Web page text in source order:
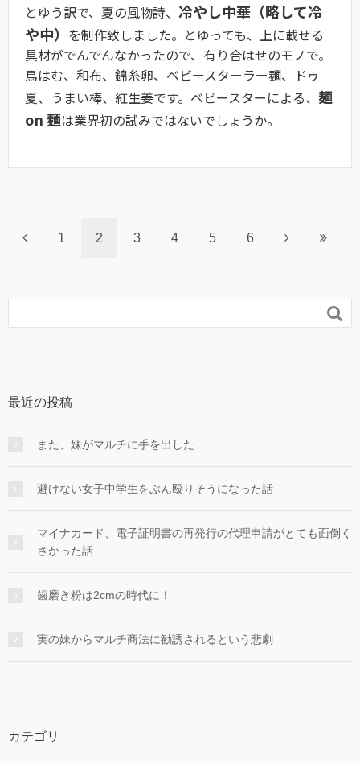
とゆう訳で、夏の風物詩、 冷やし中華（略して冷
や中） を制作致しました。とゆっても、上に載せる
具材がでんでんなかったので、有り合はせのモノで。
鳥はむ、和布、錦糸卵、ベビースターラー麺、ドゥ
夏、うまい棒、紅生姜です。ベビースターによる、 麺
on 麺は業界初の試みではないでしょうか。
1 2 3 4 5 6

最近の投稿
また、妹がマルチに手を出した
避けない女子中学生をぶん殴りそうになった話
マイナカード、電子証明書の再発行の代理申請がとても面倒く
さかった話
歯磨き粉は2cmの時代に！
実の妹からマルチ商法に勧誘されるという悲劇
カテゴリ